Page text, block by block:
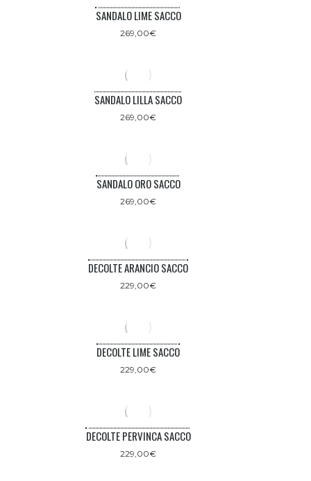
SANDALO LIME SACCO
269,00€
SANDALO LILLA SACCO
269,00€
SANDALO ORO SACCO
269,00€
DECOLTE ARANCIO SACCO
229,00€
DECOLTE LIME SACCO
229,00€
DECOLTE PERVINCA SACCO
229,00€